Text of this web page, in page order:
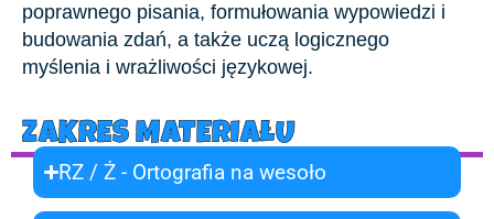
poprawnego pisania, formułowania wypowiedzi i
budowania zdań, a także uczą logicznego
myślenia i wrażliwości językowej.
ZAKRES MATERIAŁU
RZ / Ż - Ortografia na wesoło